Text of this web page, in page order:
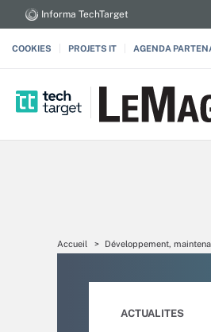
Informa TechTarget
COOKIES PROJETS IT AGENDA
Accueil Développement,
ACTUALITES